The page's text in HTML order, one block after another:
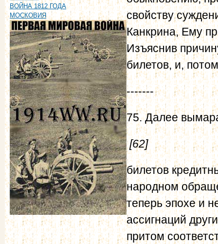
ВОЙНА 1812 ГОДА
МОСКОВИЯ
свойству
Канкрина, Ему
Изъяснив
билетов, и,
-------
75. Далее
[62]
билетов
народном
теперь эпохе и
ассигнаций
притом